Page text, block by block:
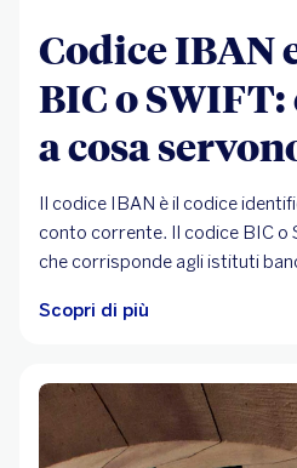
Codice IBAN
BIC o SWIFT:
a cosa
Il codice IBAN è il codice
conto corrente. Il codice BIC o
che corrisponde agli istituti
Scopri di più